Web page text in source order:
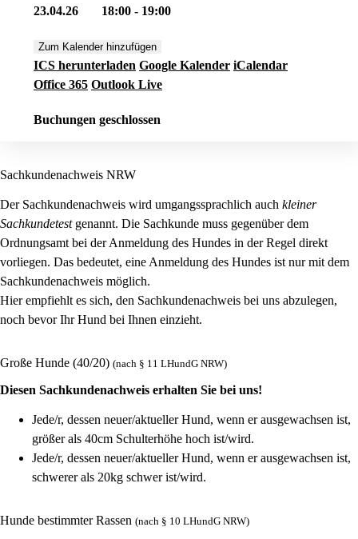
23.04.26 18:00 - 19:00
Zum Kalender hinzufügen
ICS herunterladen Google Kalender iCalendar
Office 365 Outlook Live
Buchungen geschlossen
Sachkundenachweis NRW
Der Sachkundenachweis wird umgangssprachlich auch kleiner
Sachkundetestgenannt. Die Sachkunde muss gegenüber dem
Ordnungsamt bei der Anmeldung des Hundes in der Regel direkt
vorliegen. Das bedeutet, eine Anmeldung des Hundes ist nur mit dem
Sachkundenachweis möglich.
Hier empfiehlt es sich, den Sachkundenachweis bei uns abzulegen,
noch bevor Ihr Hund bei Ihnen einzieht.
Große Hunde (40/20) (nach § 11 LHundG NRW)
Diesen Sachkundenachweis erhalten Sie bei uns!
Jede/r, dessen neuer/aktueller Hund, wenn er ausgewachsen ist,
größer als 40cm Schulterhöhe hoch ist/wird.
Jede/r, dessen neuer/aktueller Hund, wenn er ausgewachsen ist,
schwerer als 20kg schwer ist/wird.
Hunde bestimmter Rassen (nach § 10 LHundG NRW)